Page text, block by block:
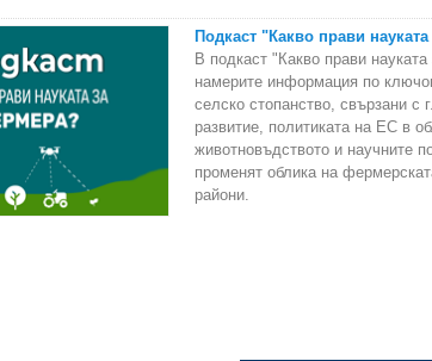
Подкаст "Какво прави
В подкаст "Какво прави
намерите информация по
селско стопанство, свързани с
развитие, политиката на ЕС в
животновъдството и научните
променят облика на
райони.